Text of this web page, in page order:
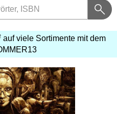
auf viele Sortimente mit dem